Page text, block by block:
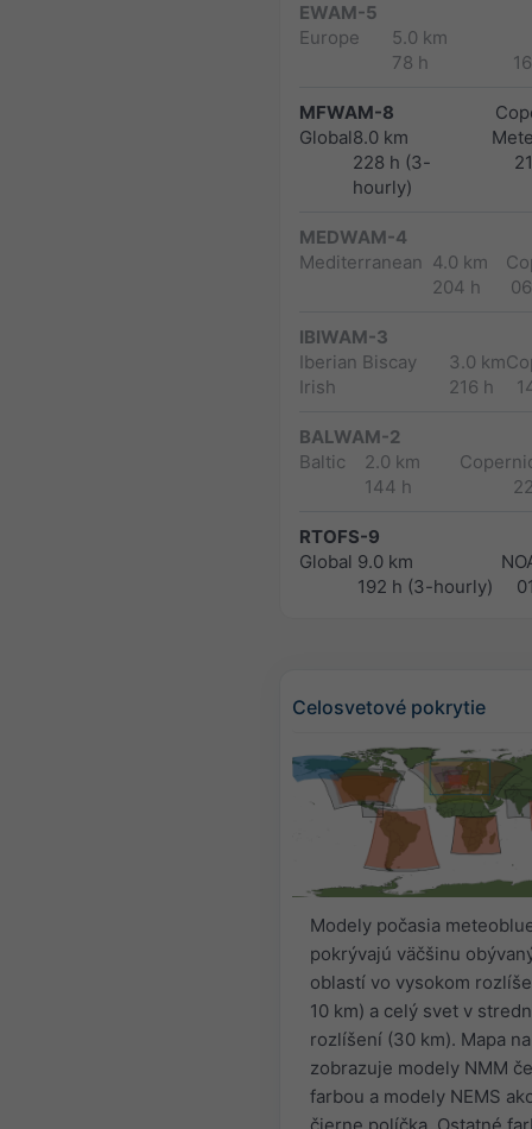
EWAM-5
Europe
5.0 km
78 h
MFWAM-8
Global8.0 km
228 h (3-
hourly)
MEDWAM-4
Mediterranean 4.0 km
204 h
IBIWAM-3
Iberian Biscay
Irish
3.0 km
216 h
BALWAM-2
Baltic
2.0 km
144 h
RTOFS-9
Global 9.0 km
192 h (3-hourly)
Celosvetové pokrytie
Modely počasia
pokrývajú väčšinu
oblastí vo vysokom
10 km) a celý svet v
rozlíšení (30 km). Mapa
zobrazuje modely NMM
farbou a modely NEMS